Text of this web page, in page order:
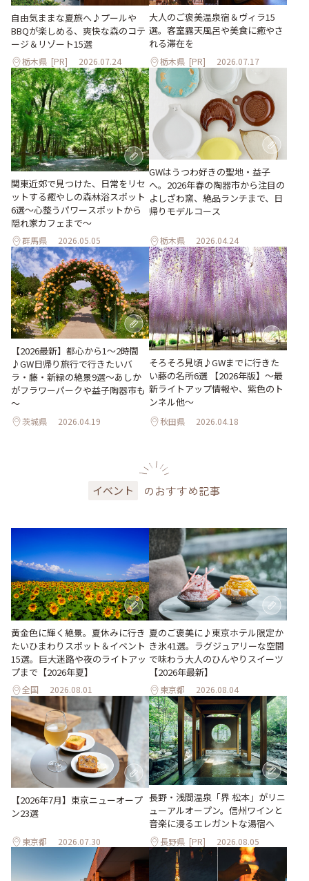
自由気ままな夏旅へ♪プールや
BBQが楽しめる、爽快な森のコテ
ージ＆リゾート15選
栃木県 [PR] 2026.07.24
大人のご褒美温泉宿＆ヴィラ15
選。客室露天風呂や美食に癒やさ
れる滞在を
栃木県 [PR] 2026.07.17
関東近郊で見つけた、日常をリセ
ットする癒やしの森林浴スポット
6選～心整うパワースポットから
隠れ家カフェまで～
群馬県 2026.05.05
GWはうつわ好きの聖地・益子
へ。2026年春の陶器市から注目の
よしざわ窯、絶品ランチまで、日
帰りモデルコース
栃木県 2026.04.24
【2026最新】都心から1～2時間
♪GW日帰り旅行で行きたいバ
ラ・藤・新緑の絶景9選～あしか
がフラワーパークや益子陶器市も
～
茨城県 2026.04.19
そろそろ見頃♪GWまでに行きた
い藤の名所6選 【2026年版】～最
新ライトアップ情報や、紫色のト
ンネル他～
秋田県 2026.04.18
イベント のおすすめ記事
黄金色に輝く絶景。夏休みに行き
たいひまわりスポット＆イベント
15選。巨大迷路や夜のライトアッ
プまで【2026年夏】
全国 2026.08.01
夏のご褒美に♪東京ホテル限定か
き氷41選。ラグジュアリーな空間
で味わう大人のひんやりスイーツ
【2026年最新】
東京都 2026.08.04
【2026年7月】東京ニューオープ
ン23選
東京都 2026.07.30
長野・浅間温泉「界 松本」がリニ
ューアルオープン。信州ワインと
音楽に浸るエレガントな湯宿へ
長野県 [PR] 2026.08.05